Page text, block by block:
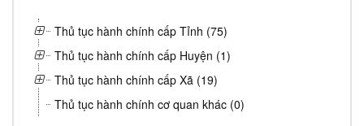
Thủ tục hành chính cấp Tỉnh (75)
Thủ tục hành chính cấp Huyện (1)
Thủ tục hành chính cấp Xã (19)
Thủ tục hành chính cơ quan khác (0)